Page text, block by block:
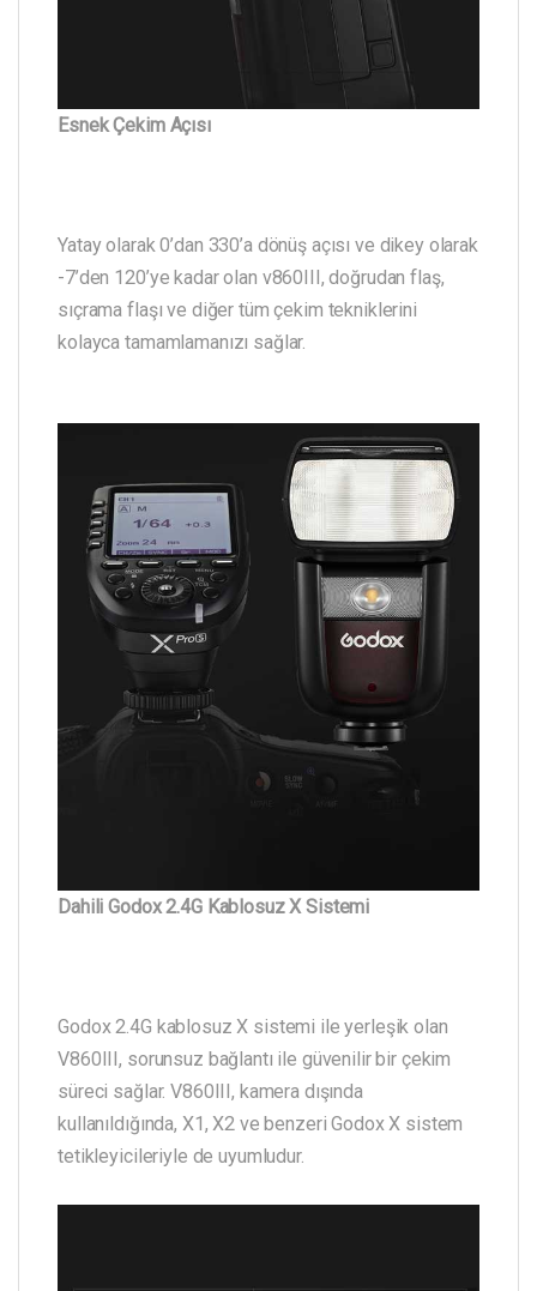
Esnek Çekim Açısı
Yatay olarak 0’dan 330’a dönüş açısı ve dikey olarak
-7’den 120’ye kadar olan v860III, doğrudan flaş,
sıçrama flaşı ve diğer tüm çekim tekniklerini
kolayca tamamlamanızı sağlar.
Dahili Godox 2.4G Kablosuz X Sistemi
Godox 2.4G kablosuz X sistemi ile yerleşik olan
V860III, sorunsuz bağlantı ile güvenilir bir çekim
süreci sağlar. V860III, kamera dışında
kullanıldığında, X1, X2 ve benzeri Godox X sistem
tetikleyicileriyle de uyumludur.